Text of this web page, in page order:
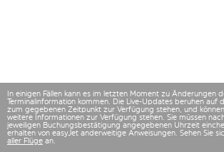
In einigen Fällen kann es im letzten Moment zu Änderungen
Terminalinformation kommen. Die Live-Updates beruhen auf
zum gegebenen Zeitpunkt zur Verfügung stehen, und
weitere Informationen zur Verfügung stehen. Sie müssen
jeweiligen Buchungsbestätigung angegebenen Uhrzeit
erhalten von easyJet anderweitige Anweisungen. Sehen Sie
aller Flüge an.